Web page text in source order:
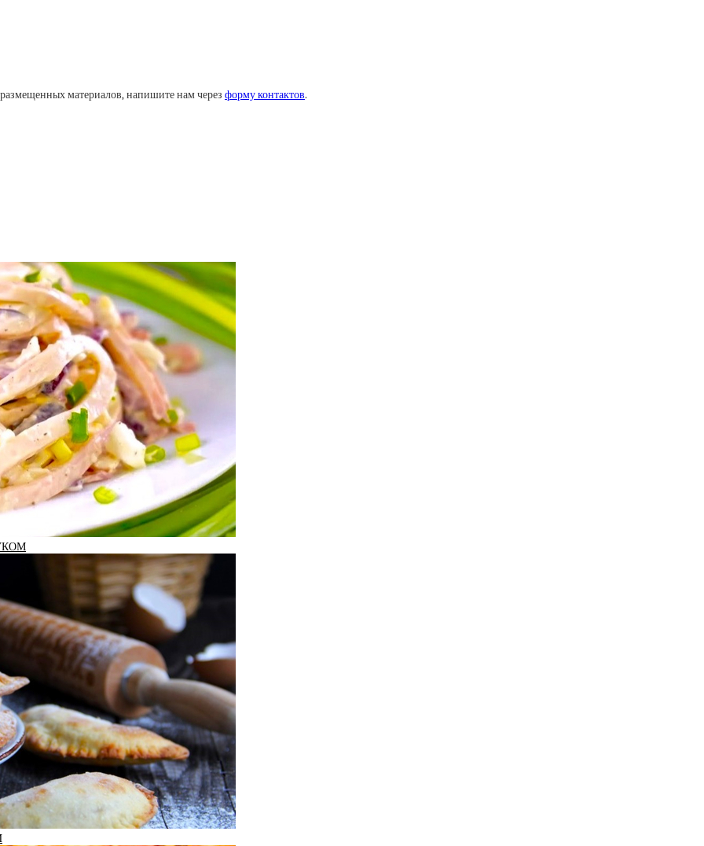
материалов, напишите нам через форму контактов.